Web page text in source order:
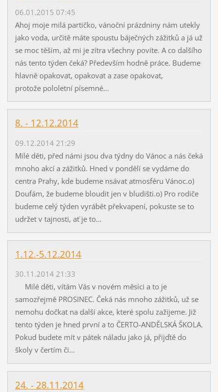
06.01.2015 07:45
Ahoj moje milá partičko, vánoční prázdniny nám utekly
jako voda, určitě máte spoustu báječných zážitků a já už
se moc těším, až mi je zítra všechny povíte. A co dalšího
nás tento týden čeká? Především hodně práce. Budeme
hlavně opakovat, opakovat a zase opakovat,
protože pololetní písemné...
8. - 12.12.2014
09.12.2014 21:29
Milé děti, před námi jsou dva týdny do Vánoc a nás čeká
mnoho akcí a zážitků. Hned v pondělí se vydáme do
centra Prahy, kde budeme nsávat atmosféru Vánoc.o)
Doufám, že budeme bloudit jen v bludišti.o) Pro rodiče
budeme celý týden vyrábět překvapení, pokuste se to
udržet v tajnosti, ať je to...
1.12.-5.12.2014
30.11.2014 21:33
Milé děti, vítám Vás v novém měsíci a to je
samozřejmě PROSINEC. Čeká nás mnoho zážitků, už se
nemohu dočkat na další akce, které spolu zažijeme. Již
tento týden je hned první a to ČERTO-ANDĚLSKÁ ŠKOLA.
Pokud budete mít v pátek náladu jako já, přijďtě do
školy v čertím či...
24. - 28.11.2014